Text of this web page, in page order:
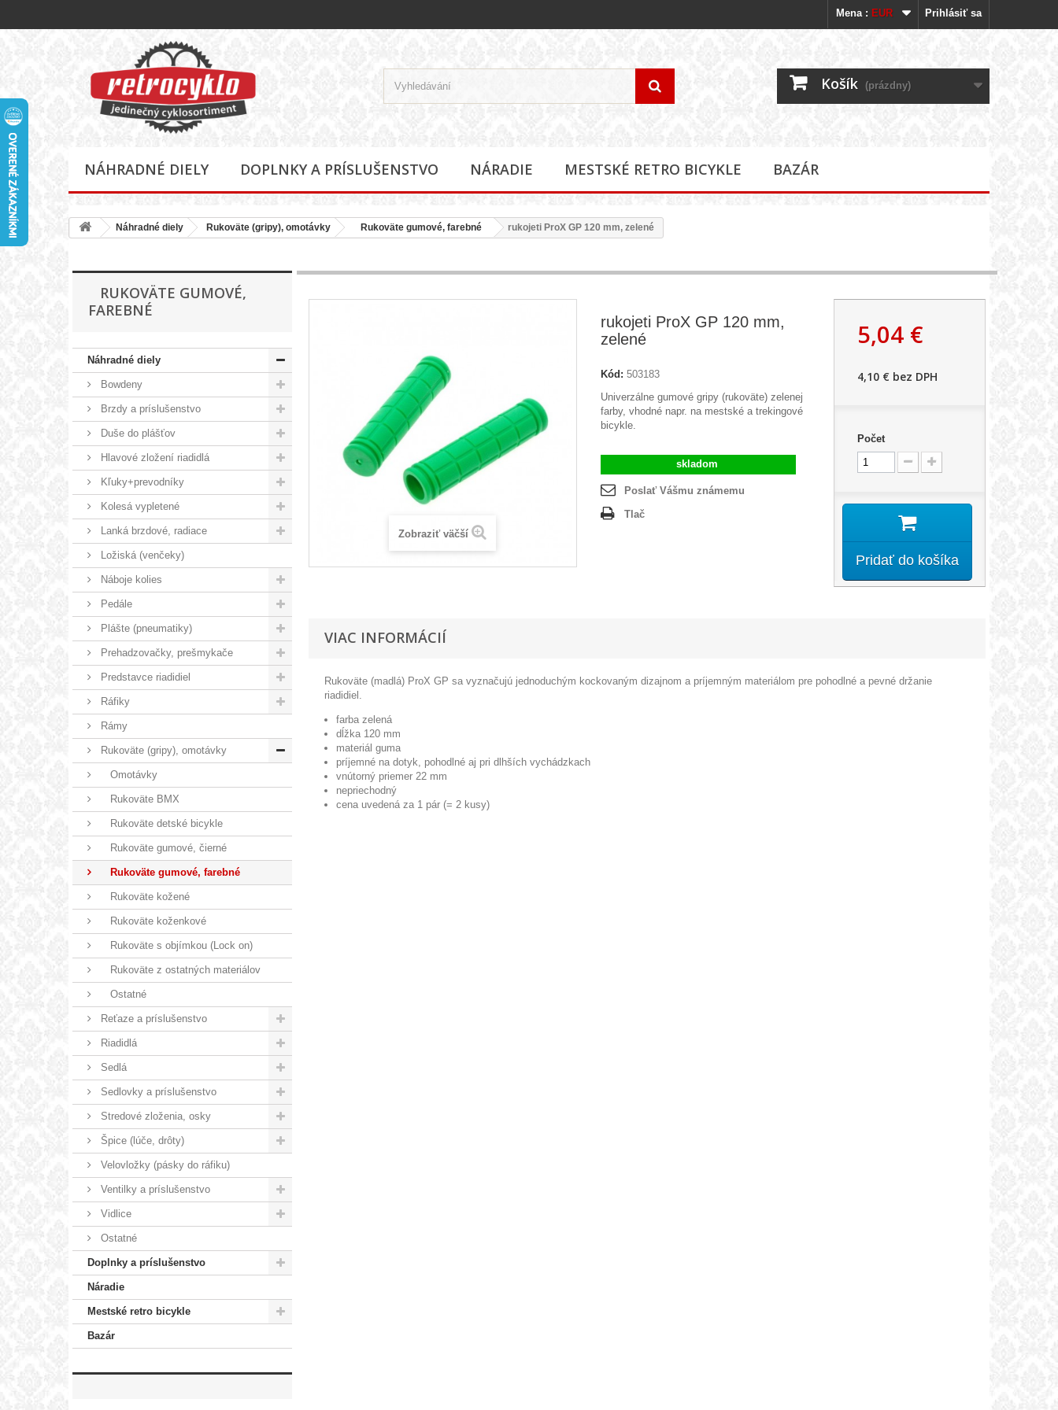
Prihlásiť sa
Mena : EUR
Košík (prázdny)
NÁHRADNÉ DIELY DOPLNKY A PRÍSLUŠENSTVO NÁRADIE MESTSKÉ RETRO BICYKLE BAZÁR
Náhradné diely Rukoväte (gripy), omotávky Rukoväte gumové, farebné rukojeti ProX GP 120 mm, zelené
RUKOVÄTE GUMOVÉ,
FAREBNÉ
Náhradné diely
Bowdeny
Brzdy a príslušenstvo
Duše do plášťov
Hlavové zložení riadidlá
Kľuky+prevodníky
Kolesá vypletené
Lanká brzdové, radiace
Ložiská (venčeky)
Náboje kolies
Pedále
Plášte (pneumatiky)
Prehadzovačky, prešmykače
Predstavce riadidiel
Ráfiky
Rámy
Rukoväte (gripy), omotávky
Omotávky
Rukoväte BMX
Rukoväte detské bicykle
Rukoväte gumové, čierné
Rukoväte gumové, farebné
Rukoväte kožené
Rukoväte koženkové
Rukoväte s objímkou (Lock on)
Rukoväte z ostatných materiálov
Ostatné
Reťaze a príslušenstvo
Riadidlá
Sedlá
Sedlovky a príslušenstvo
Stredové zloženia, osky
Špice (lúče, drôty)
Velovložky (pásky do ráfiku)
Ventilky a príslušenstvo
Vidlice
Ostatné
Doplnky a príslušenstvo
Náradie
Mestské retro bicykle
Bazár
Zobraziť väčší
rukojeti ProX GP 120 mm,
zelené
Kód: 503183
Univerzálne gumové gripy (rukoväte) zelenej
farby, vhodné napr. na mestské a trekingové
bicykle.
skladom
Poslať Vášmu známemu
Tlač
5,04 €
4,10 € bez DPH
Počet
Pridať do košíka
VIAC INFORMÁCIÍ
Rukoväte (madlá) ProX GP sa vyznačujú jednoduchým kockovaným dizajnom a príjemným materiálom pre pohodlné a pevné držanie
riadidiel.
farba zelená
dĺžka 120 mm
materiál guma
príjemné na dotyk, pohodlné aj pri dlhších vychádzkach
vnútorný priemer 22 mm
nepriechodný
cena uvedená za 1 pár (= 2 kusy)